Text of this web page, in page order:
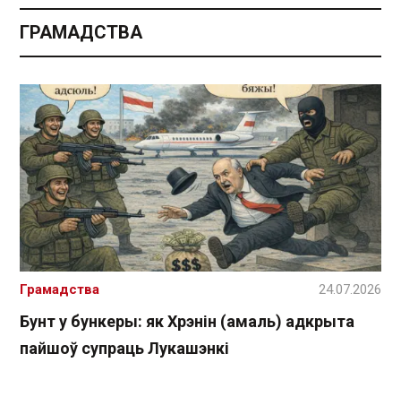
ГРАМАДСТВА
Бунт у бункеры: як Хрэнін (амаль) адкрыта
пайшоў супраць Лукашэнкі
Грамадства 24.07.2026